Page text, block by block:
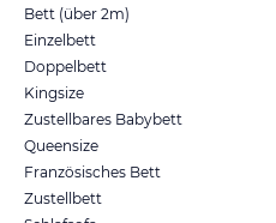
Bett (über 2m)
Einzelbett
Doppelbett
Kingsize
Zustellbares Babybett
Queensize
Französisches Bett
Zustellbett